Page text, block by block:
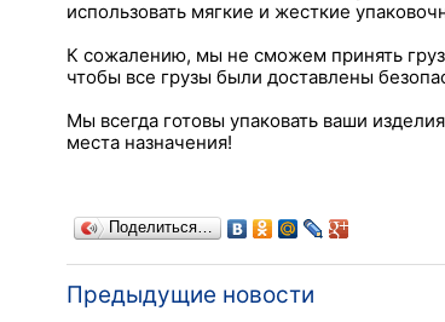
использовать мягкие и жесткие
К сожалению, мы не сможем принять груз
чтобы все грузы были доставлены
Мы всегда готовы упаковать ваши
места назначения!
Поделиться…
Предыдущие новости